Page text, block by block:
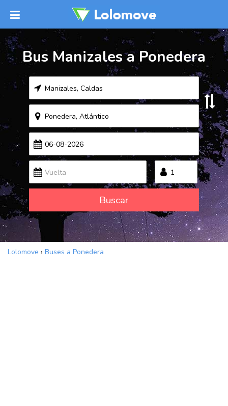
Bus Manizales a Ponedera
Buscar
Lolomove › Buses a Ponedera